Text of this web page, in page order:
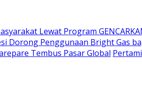
Lewat Program
Dorong Penggunaan Bright Gas
Tembus Pasar Global